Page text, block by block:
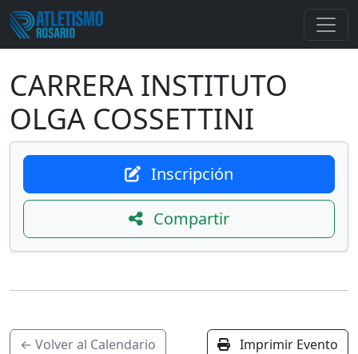
CARRERA INSTITUTO
OLGA COSSETTINI
Inscripción
Compartir
← Volver al Calendario Imprimir Evento